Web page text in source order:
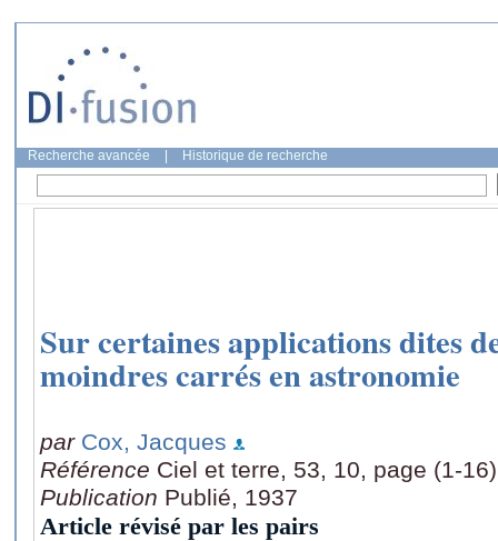
Recherche avancée Historique de recherche
Sur certaines applications dites
moindres carrés en astronomie
par Cox, Jacques
Référence Ciel et terre, 53, 10, page (1-16)
Publication Publié, 1937
Article révisé par les pairs